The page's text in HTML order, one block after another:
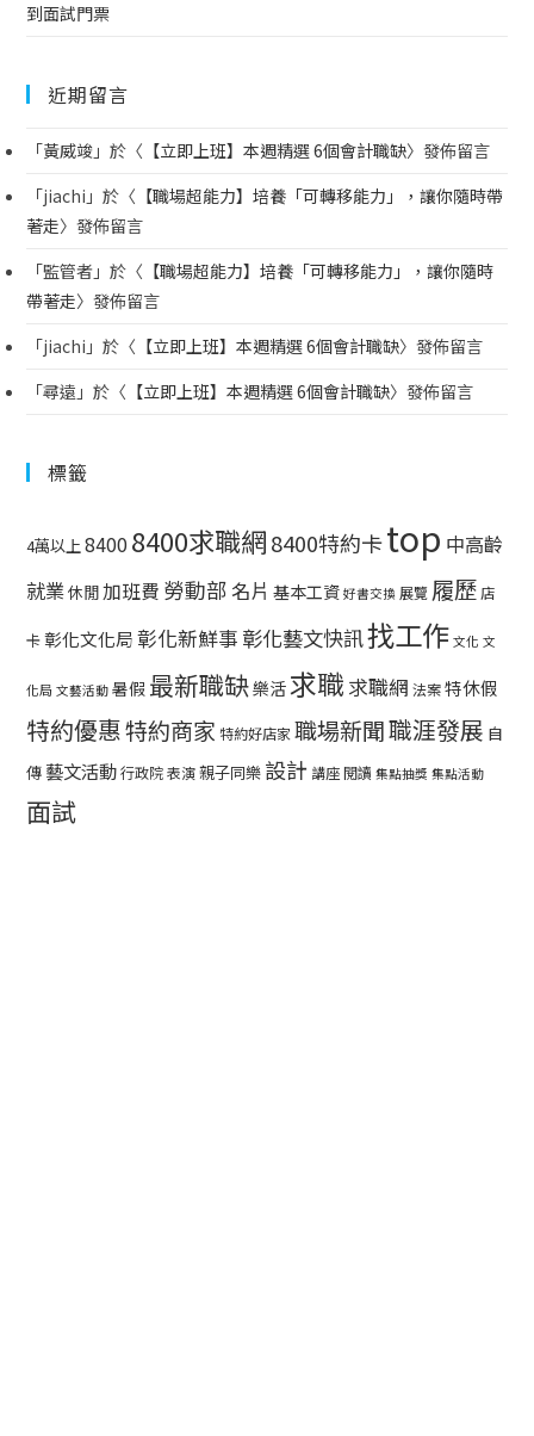
到面試門票
近期留言
「黃威竣 」於〈 【立即上班】本週精選 6個會計職缺〉發佈留言
「jiachi 」於〈 【職場超能力】培養「可轉移能力」，讓你隨時帶
著走〉發佈留言
「監管者 」於〈 【職場超能力】培養「可轉移能力」，讓你隨時
帶著走〉發佈留言
「jiachi 」於〈 【立即上班】本週精選 6個會計職缺〉發佈留言
「尋遠 」於〈 【立即上班】本週精選 6個會計職缺〉發佈留言
標籤
4萬以上8400 8400求職網8400特約卡top 中高齡
就業休閒加班費 勞動部 名片 基本工資 好書交換 展覽 履歷店
卡彰化文化局 彰化新鮮事 彰化藝文快訊找工作 文化 文
化局 文藝活動 暑假 最新職缺樂活求職 求職網 法案特休假
特約優惠特約商家 特約好店家職場新聞職涯發展 自
傳 藝文活動行政院表演親子同樂 設計 講座閱讀 集點抽獎 集點活動
面試